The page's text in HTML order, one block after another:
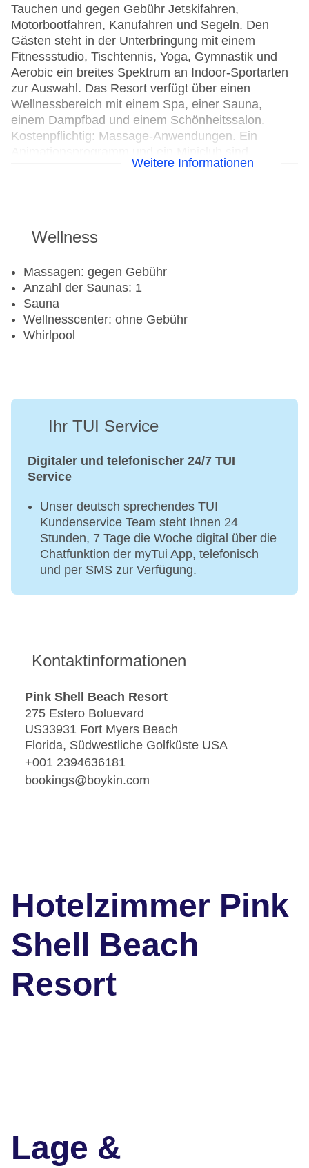
Tauchen und gegen Gebühr Jetskifahren,
Motorbootfahren, Kanufahren und Segeln. Den
Gästen steht in der Unterbringung mit einem
Fitnessstudio, Tischtennis, Yoga, Gymnastik und
Aerobic ein breites Spektrum an Indoor-Sportarten
zur Auswahl. Das Resort verfügt über einen
Wellnessbereich mit einem Spa, einer Sauna,
einem Dampfbad und einem Schönheitssalon.
Kostenpflichtig: Massage-Anwendungen. Ein
Möglichkeiten der Freizeitgestaltung.
Kanu: gegen Gebühr
Tauchschule
Jetski: gegen Gebühr
Segeln: gegen Gebühr
Surfen
Wasserski
Beachvolleyball
Fahrradverleih
Tretboot
Tennisplatz
Weitere Informationen
Wellness
Massagen: gegen Gebühr
Anzahl der Saunas: 1
Sauna
Wellnesscenter: ohne Gebühr
Whirlpool
Ihr TUI Service
Digitaler und telefonischer 24/7 TUI
Service
Unser deutsch sprechendes TUI
Kundenservice Team steht Ihnen 24
Stunden, 7 Tage die Woche digital über die
Chatfunktion der myTui App, telefonisch
und per SMS zur Verfügung.
Kontaktinformationen
Pink Shell Beach Resort
275 Estero Boluevard
US33931 Fort Myers Beach
Florida, Südwestliche Golfküste USA
+001 2394636181
bookings@boykin.com
Hotelzimmer Pink
Shell Beach
Resort
Lage &